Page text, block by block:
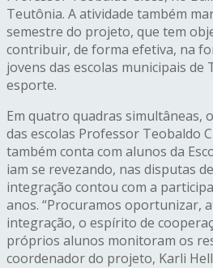
Teutônia. A atividade também
semestre do projeto, que tem
contribuir, de forma efetiva, na
jovens das escolas municipais de
esporte.
Em quatro quadras simultâneas,
das escolas Professor Teobaldo
também conta com alunos da
iam se revezando, nas disputas
integração contou com a
anos. “Procuramos oportunizar,
integração, o espírito de
próprios alunos monitoram os
coordenador do projeto, Karli